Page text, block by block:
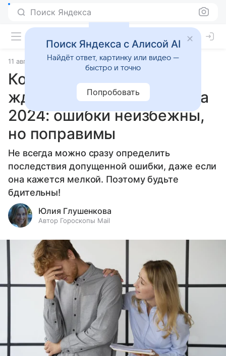
Поиск Яндекса
11 августа 2024 Статьи
Кого из знаков зодиака
ждут трудности 12 августа
2024: ошибки неизбежны,
но поправимы
Не всегда можно сразу определить
последствия допущенной ошибки, даже если
она кажется мелкой. Поэтому будьте
бдительны!
Юлия Глушенкова
Автор Гороскопы Mail
Поиск Яндекса с Алисой AI
Найдёт ответ, картинку или видео —
быстро и точно
Попробовать